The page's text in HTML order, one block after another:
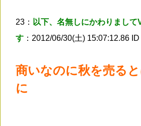
23： 以下、名無しにかわりまして
す ：2012/06/30(土) 15:07:12.86
商いなのに秋を売る
に